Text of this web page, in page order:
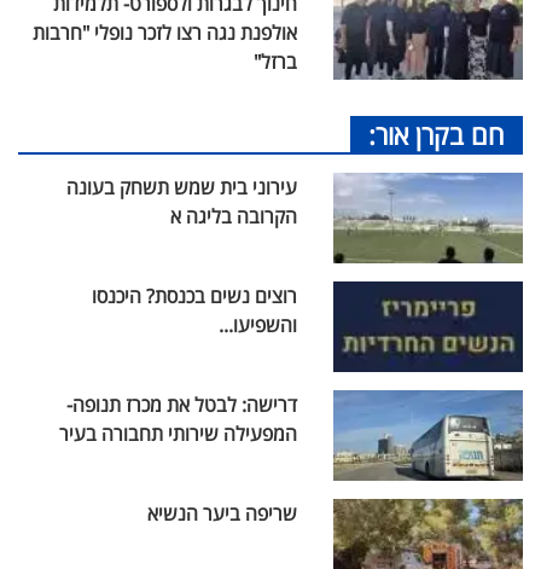
אולפנת נגה רצו לזכר נופלי "חרבות
ברזל"
חם בקרן אור:
עירוני בית שמש תשחק בעונה
הקרובה בליגה א
רוצים נשים בכנסת? היכנסו
והשפיעו...
דרישה: לבטל את מכרז תנופה-
המפעילה שירותי תחבורה בעיר
שריפה ביער הנשיא